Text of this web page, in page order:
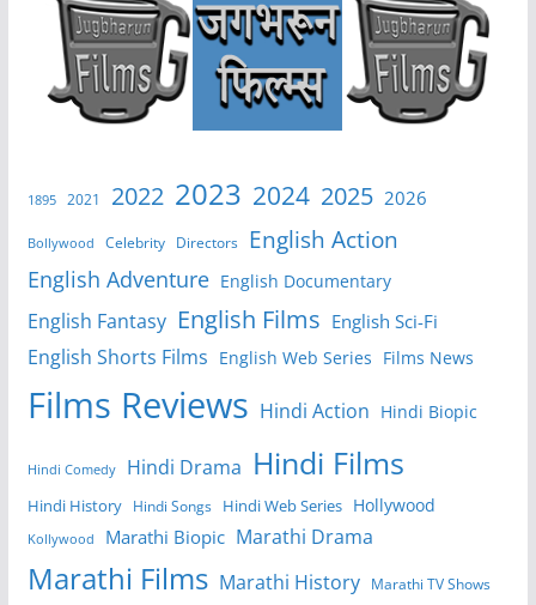
1895 2021 2022 2023 2024 2025 2026
Bollywood Celebrity Directors English Action
English Adventure English Documentary
English Fantasy English Films English Sci-Fi
English Shorts Films English Web Series Films News
Films Reviews Hindi Action Hindi Biopic
Hindi Comedy Hindi Drama Hindi Films
Hindi History Hindi Songs Hindi Web Series Hollywood
Kollywood Marathi Biopic Marathi Drama
Marathi Films Marathi History Marathi TV Shows